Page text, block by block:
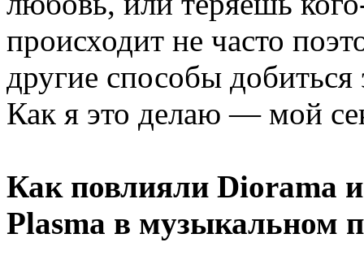
происходит не часто
другие способы
Как я это делаю — мой
Как повлияли Diorama
Plasma в музыкальном